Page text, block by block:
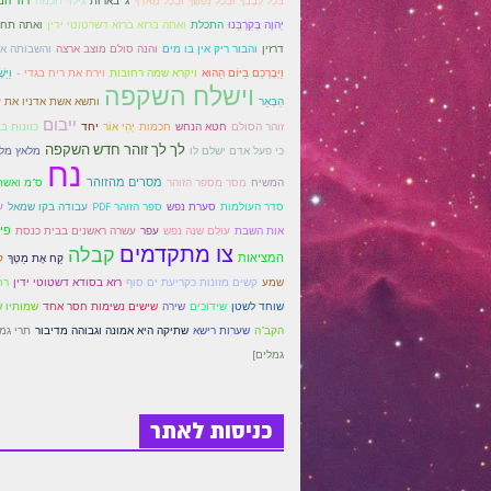
יְהוָה בְּקִרְבֵּנוּ התכלת ואתה ברזא ברזא דשרטוטי ידין ואתה
דרזין והבור ריק אין בו מים והנה סולם מוצב ארצה והשבותה
וַיְבָרְכֵם בַּיּוֹם הַהוּא ויקרא שמה רחובות וירח את ריח בגדי -
הַבְּאֵר וישלח השקפה ותשא אשת אדניו את
זוהר הסולם חטא הנחש חכמות יְהִי אוֹר יחד ייבום כוונות
כי פעל אדם ישלם לו לך לך זוהר חדש השקפה מלאץ
המשיח מסר מספר הזוהר מסרים מהזוהר נח ס"מ
סדר העולמות סערת נפש ספר הזוהר PDF עבודה בקו שמאל
אות השבת עולם שנה נפש עפר עשרה ראשנים בבית כנסת
המציאות צו מתקדמים קבלה קַח אֶת מַטְּךָ
שמע קשים מזונות כקריעת ים סוף רזא בסודא דשטוטי ידין
שוחד לשטן שידוכים שירה שישים נשימות חסר אחד שמותיו
הקב"ה שערות רישא שתיקה היא אמונה וגבוהה מדיבור תרי
גמלים]
כניסות לאתר